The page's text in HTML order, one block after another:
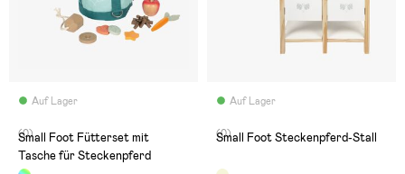
Auf Lager
(0)
Small Foot Fütterset mit
Tasche für Steckenpferd
Auf Lager
(0)
Small Foot Steckenpferd-Stall